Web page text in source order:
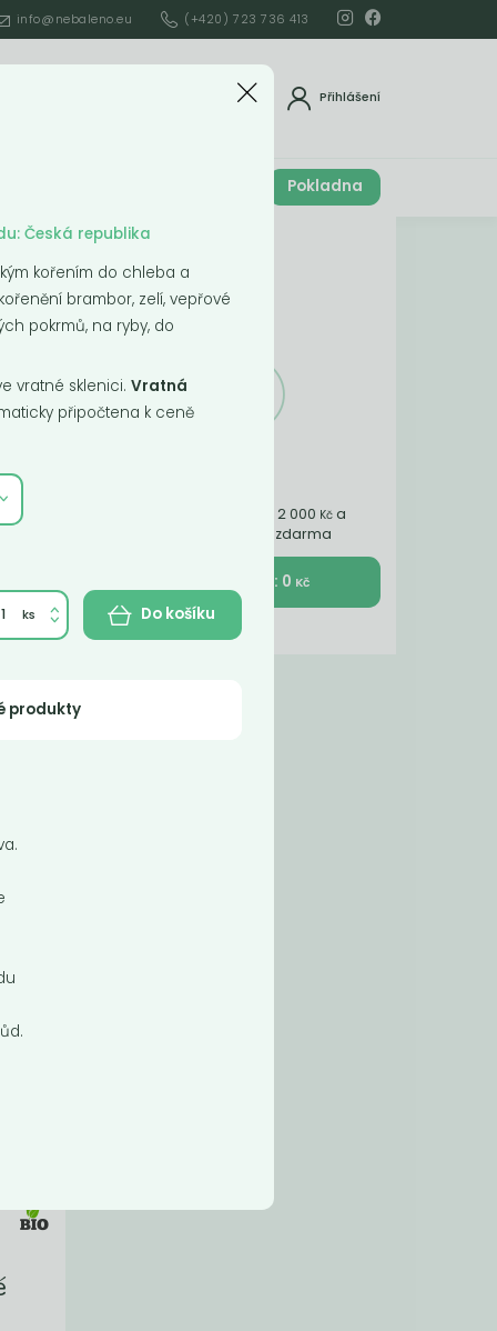
info@nebaleno.eu (+420) 723 736 413
Přihlášení
Pokladna
Nakupte ještě za 2 000 Kč a
získáte dopravu zdarma
K pokladně : 0 Kč
Česká republika
kořením do chleba a
brambor, zelí, vepřové
pokrmů, na ryby, do
vratné sklenici. Vratná
připočtena k ceně
Do košíku
produkty